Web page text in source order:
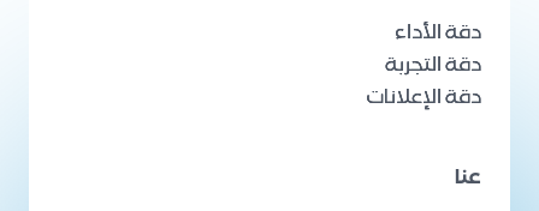
دقة الأداء
دقة التجربة
دقة الإعلانات
عنا